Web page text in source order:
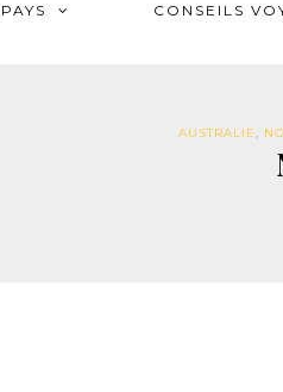
PAYS CONSEILS
AUSTRALIE,